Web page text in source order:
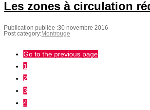
Les zones à circulation
Publication publiée :30 novembre 2016
Post category:Montrouge
Go to the previous page
1
2
3
4